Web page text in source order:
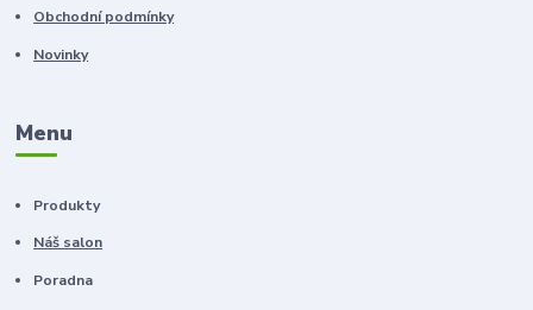
Obchodní podmínky
Novinky
Menu
Produkty
Náš salon
Poradna